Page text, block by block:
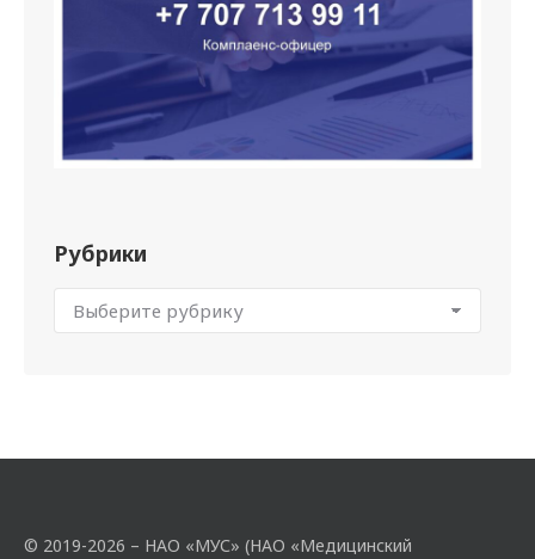
Рубрики
© 2019-2026 – НАО «МУС» (НАО «Медицинский